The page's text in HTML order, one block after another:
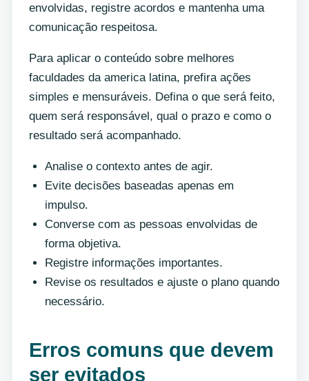
envolvidas, registre acordos e mantenha uma
comunicação respeitosa.
Para aplicar o conteúdo sobre melhores
faculdades da america latina, prefira ações
simples e mensuráveis. Defina o que será feito,
quem será responsável, qual o prazo e como o
resultado será acompanhado.
Analise o contexto antes de agir.
Evite decisões baseadas apenas em
impulso.
Converse com as pessoas envolvidas de
forma objetiva.
Registre informações importantes.
Revise os resultados e ajuste o plano quando
necessário.
Erros comuns que devem
ser evitados